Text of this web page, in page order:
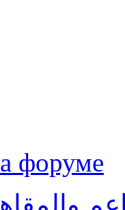
форуме